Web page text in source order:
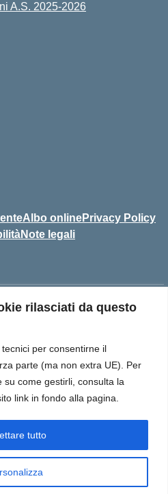
rilasciati da questo
per consentirne il
parte (ma non extra UE). Per
come gestirli, consulta la
link in fondo alla pagina.
tutto
A.S. 2025-2026
Albo onlinePrivacy Policy
Note legali
(MS)
MSIS01100T@pec.istruzione.it
(IPA):
UF08A8